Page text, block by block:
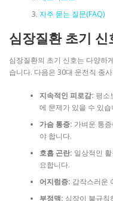
자주 묻는 질문(FAQ)
심장질환 초기 신
심장질환의 초기 신호는 다양하
습니다. 다음은 30대 운전직 종
지속적인 피로감: 평소
에 문제가 있을 수 있습
가슴 통증: 가벼운 통
야 합니다.
호흡 곤란: 일상적인
요합니다.
어지럼증: 갑작스러운
부정맥: 심장이 불규칙